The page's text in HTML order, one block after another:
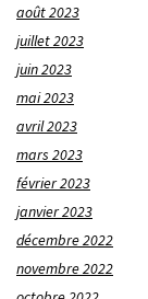
août 2023
juillet 2023
juin 2023
mai 2023
avril 2023
mars 2023
février 2023
janvier 2023
décembre 2022
novembre 2022